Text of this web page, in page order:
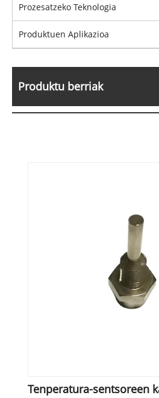
Prozesatzeko Teknologia
Produktuen Aplikazioa
Produktu berriak
Tenperatura-sentsoreen